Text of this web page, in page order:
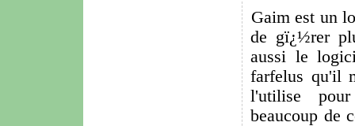
Gaim est un
de gï¿½rer
aussi le
farfelus qu'il
l'utilise
beaucoup de